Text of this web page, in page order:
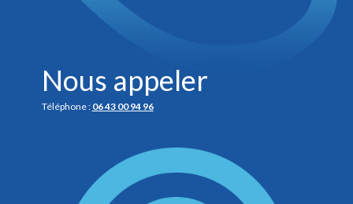
Nous appeler
Téléphone : 06 43 00 94 96